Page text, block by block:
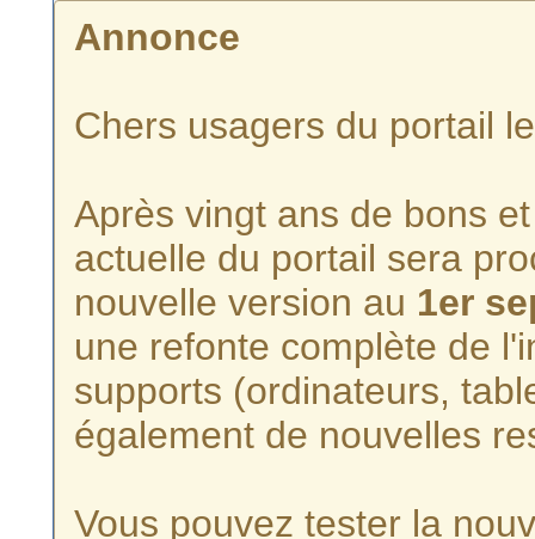
Annonce
Chers usagers du portail
Après vingt ans de bons
actuelle du portail sera
nouvelle version au 1er
une refonte complète de
supports (ordinateurs,
également de nouvelles
Vous pouvez tester la